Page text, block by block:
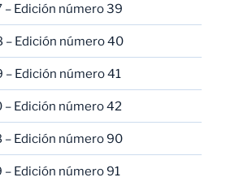
– Edición número 39
– Edición número 40
– Edición número 41
– Edición número 42
– Edición número 90
– Edición número 91